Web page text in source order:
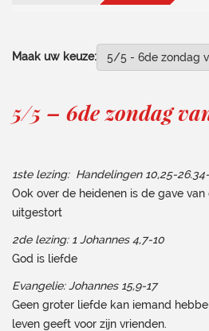
Maak uw keuze: 5/5 - 6de zondag
5/5 – 6de zondag
1ste lezing: Handelingen 10,25-
Ook over de heidenen is de gave
uitgestort
2de lezing: 1 Johannes 4,7-10
God is liefde
Evangelie: Johannes 15,9-17
Geen groter liefde kan iemand
leven geeft voor zijn vrienden.